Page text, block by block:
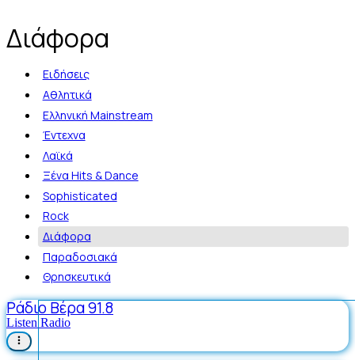
Διάφορα
Ειδήσεις
Αθλητικά
Ελληνική Mainstream
Έντεχνα
Λαϊκά
Ξένα Hits & Dance
Sophisticated
Rock
Διάφορα
Παραδοσιακά
Θρησκευτικά
Ράδιο Βέρα 91.8
Listen Radio